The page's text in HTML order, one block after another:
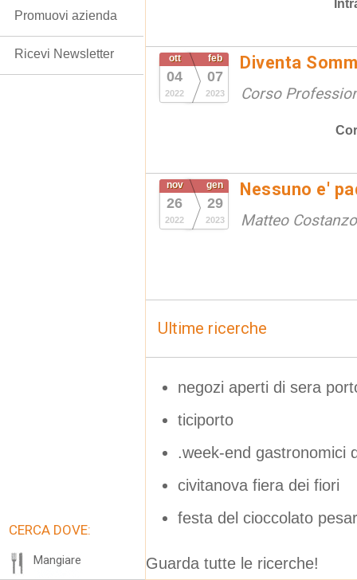
ott
04
2022
feb
07
2023
Diventa
Corso
nov
26
2022
gen
29
2023
Nessuno e'
Matteo Costanzo
Ultime ricerche
negozi aperti di sera
ticiporto
.week-end gastronomici
civitanova fiera dei fiori
festa del cioccolato
Guarda tutte le ricerche!
Promuovi azienda
Ricevi Newsletter
CERCA DOVE:
Mangiare